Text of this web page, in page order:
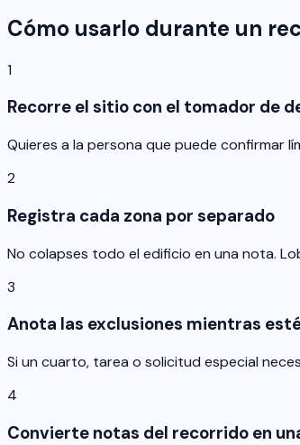
Cómo usarlo durante un
1
Recorre el sitio con el tomador de
Quieres a la persona que puede confirmar
2
Registra cada zona por separado
No colapses todo el edificio en una nota.
3
Anota las exclusiones mientras
Si un cuarto, tarea o solicitud especial
4
Convierte notas del recorrido en